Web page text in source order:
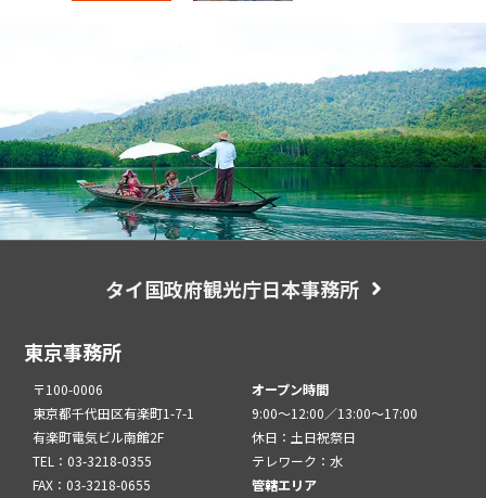
タイ国政府観光庁日本事務所
東京事務所
〒100-0006
東京都千代田区有楽町1-7-1
有楽町電気ビル南館2F
TEL：03-3218-0355
FAX：03-3218-0655
オープン時間
9:00～12:00／13:00～17:00
休日：土日祝祭日
テレワーク：水
管轄エリア